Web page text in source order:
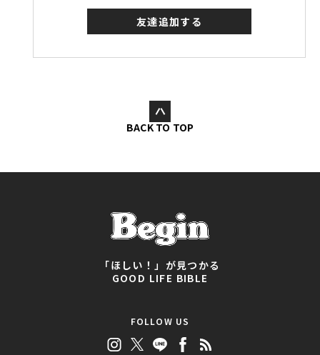
友達追加する
BACK TO TOP
「ほしい！」が見つかる
GOOD LIFE BIBLE
FOLLOW US